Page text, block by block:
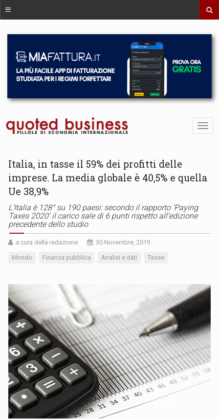
Italia, in tasse il 59% dei profitti delle
imprese. La media globale è 40,5% e quella
Ue 38,9%
L’Italia è 128° su 190 paesi: secondo il rapporto ‘Paying
Taxes 2020’ il carico sale di 6 punti rispetto all’edizione
precedente dello studio
a cura della redazione 30 Novembre, 2019
Mondo Finanza pubblica Analisi e dati Tasse